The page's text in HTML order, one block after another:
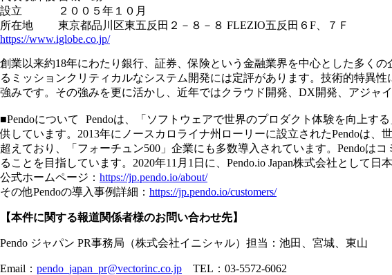
設立 ２００５年１０月
所在地 東京都品川区東五反田２－８－８ FLEZIO五反田６F、７Ｆ
https://www.iglobe.co.jp/
創業以来約18年にわたり銀行、証券、保険という金融業界を中心とした多く
るミッションクリティカルなシステム開発には定評があります。技術的特異
強みです。その強みを更に活かし、近年ではクラウド開発、DX開発、アジャ
■Pendoについて Pendoは、「ソフトウェアで世界のプロダクト体験を向上
供しています。2013年にノースカロライナ州ローリーに設立されたPendoは、
超えており、「フォーチュン500」企業にも多数導入されています。Pendoは
ることを目指しています。2020年11月1日に、Pendo.io Japan株式会社として日
公式ホームページ： https://jp.pendo.io/about/
その他Pendoの導入事例詳細： https://jp.pendo.io/customers/
【本件に関する報道関係者様のお問い合わせ先】
Pendo ジャパン PR事務局（株式会社イニシャル）担当：池田、宮城、東山
Email： pendo_japan_pr@vectorinc.co.jp TEL：03-5572-6062